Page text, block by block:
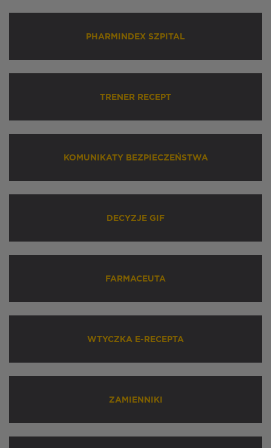
PHARMINDEX SZPITAL
TRENER RECEPT
KOMUNIKATY BEZPIECZEŃSTWA
DECYZJE GIF
FARMACEUTA
WTYCZKA E-RECEPTA
ZAMIENNIKI